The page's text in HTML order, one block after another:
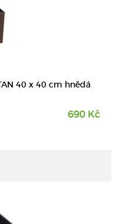
40 x 40 cm hnědá
690 Kč